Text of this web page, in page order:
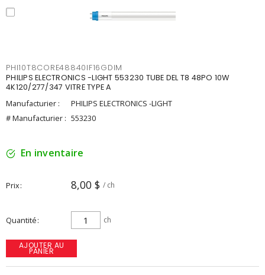
PHI10T8CORE48840IF16GDIM
PHILIPS ELECTRONICS -LIGHT 553230 TUBE DEL T8 48PO 10W
4K120/277/347 VITRE TYPE A
Manufacturier :
PHILIPS ELECTRONICS -LIGHT
# Manufacturier : 553230
En inventaire
Prix 8,00 $ / ch
Quantité ch
AJOUTER AU
PANIER